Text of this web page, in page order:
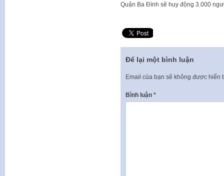
Quận Ba Đình sẽ huy động 3.000
Để lại một bình luận
Email của bạn sẽ không được hiển
Bình luận *